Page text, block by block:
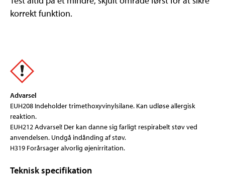
korrekt funktion.
Advarsel
EUH208 Indeholder trimethoxyvinylsilane. Kan udløse allergisk
reaktion.
EUH212 Advarsel! Der kan danne sig farligt respirabelt støv ved
anvendelsen. Undgå indånding af støv.
H319 Forårsager alvorlig øjenirritation.
Teknisk specifikation